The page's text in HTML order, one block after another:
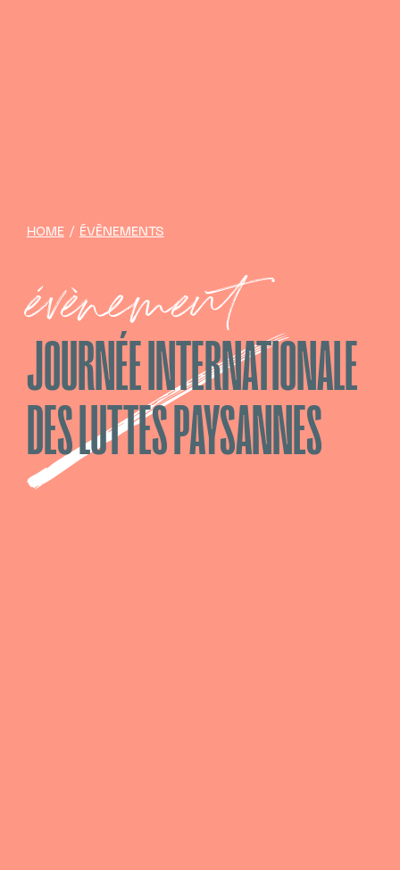
HOME/ ÉVÈNEMENTS
évènement
JOURNÉE INTERNATIONALE
DES LUTTES PAYSANNES